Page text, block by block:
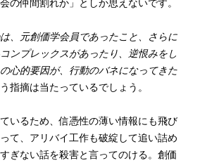
、元創価学会員であったこと、さらに
ンプレックスがあったり、逆恨みをし
心的要因が、行動のバネになってきた
指摘は当たっているでしょう。
いるため、信憑性の薄い情報にも飛び
て、アリバイ工作も破綻して追い詰め
ぎない話を殺害と言ってのける。創価